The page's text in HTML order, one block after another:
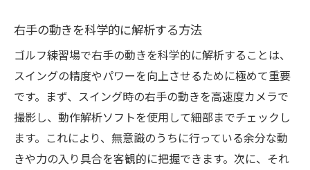
右手の動きを科学的に解析する方法
ゴルフ練習場で右手の動きを科学的に解析することは、
スイングの精度やパワーを向上させるために極めて重要
です。まず、スイング時の右手の動きを高速度カメラで
撮影し、動作解析ソフトを使用して細部までチェックし
ます。これにより、無意識のうちに行っている余分な動
きや力の入り具合を客観的に把握できます。次に、それ